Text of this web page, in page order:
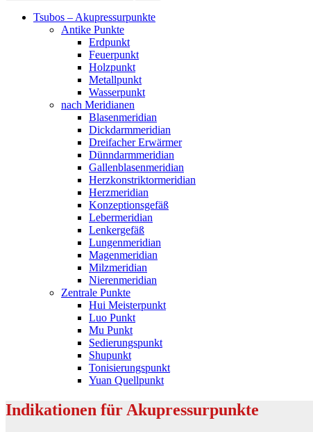
Tsubos – Akupressurpunkte
Antike Punkte
Erdpunkt
Feuerpunkt
Holzpunkt
Metallpunkt
Wasserpunkt
nach Meridianen
Blasenmeridian
Dickdarmmeridian
Dreifacher Erwärmer
Dünndarmmeridian
Gallenblasenmeridian
Herzkonstriktormeridian
Herzmeridian
Konzeptionsgefäß
Lebermeridian
Lenkergefäß
Lungenmeridian
Magenmeridian
Milzmeridian
Nierenmeridian
Zentrale Punkte
Hui Meisterpunkt
Luo Punkt
Mu Punkt
Sedierungspunkt
Shupunkt
Tonisierungspunkt
Yuan Quellpunkt
Indikationen für Akupressurpunkte